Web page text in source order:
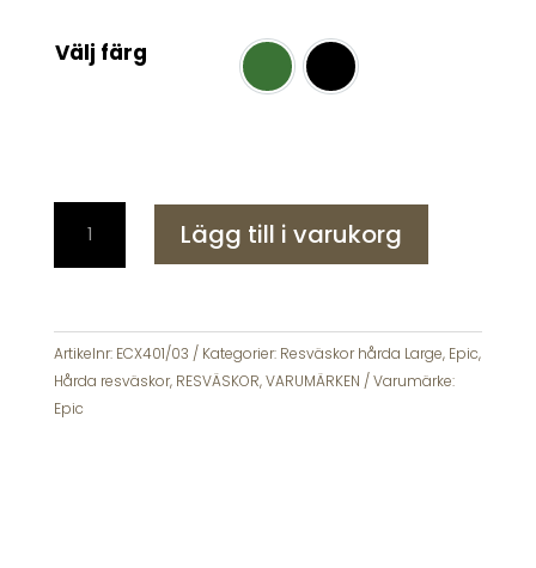
Välj färg
Grön Svart
Crate
Reflex
cm
Stor
Glitter
Lägg till i varukorg
Artikelnr: ECX401/03 Kategorier: Resväskor hårda Large, Epic,
Hårda resväskor, RESVÄSKOR,VARUMÄRKEN
Varumärke:
Epic